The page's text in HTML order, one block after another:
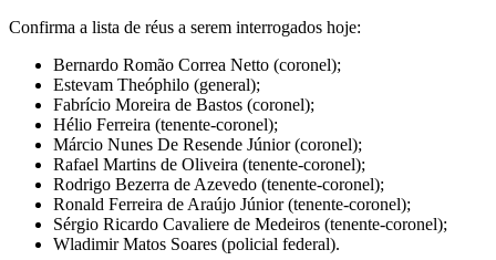
Confirma a lista de réus a serem interrogados hoje:
Bernardo Romão Correa Netto (coronel);
Estevam Theóphilo (general);
Fabrício Moreira de Bastos (coronel);
Hélio Ferreira (tenente-coronel);
Márcio Nunes De Resende Júnior (coronel);
Rafael Martins de Oliveira (tenente-coronel);
Rodrigo Bezerra de Azevedo (tenente-coronel);
Ronald Ferreira de Araújo Júnior (tenente-coronel);
Sérgio Ricardo Cavaliere de Medeiros (tenente-coronel);
Wladimir Matos Soares (policial federal).